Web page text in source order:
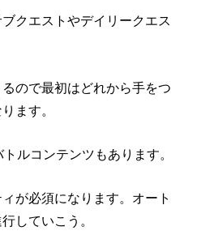
クエストやデイリークエス
ので最初はどれから手をつ
ます。
ルコンテンツもあります。
が必須になります。オート
していこう。